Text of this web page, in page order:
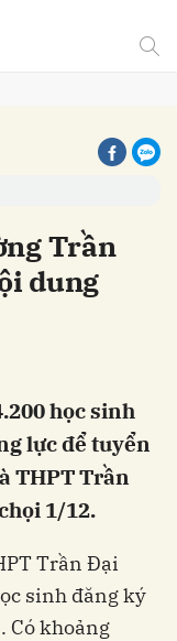
Trần
dung
học sinh
lực để tuyển
THPT Trần
1/12.
Trần Đại
sinh đăng ký
Có khoảng
Gửi